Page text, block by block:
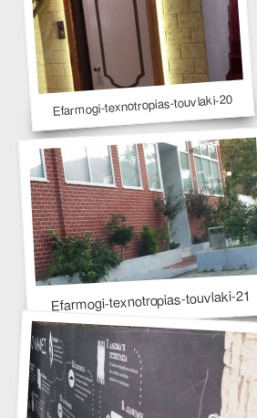
Efarmogi-texnotropias-touvlaki-20
Efarmogi-texnotropias-touvlaki-21